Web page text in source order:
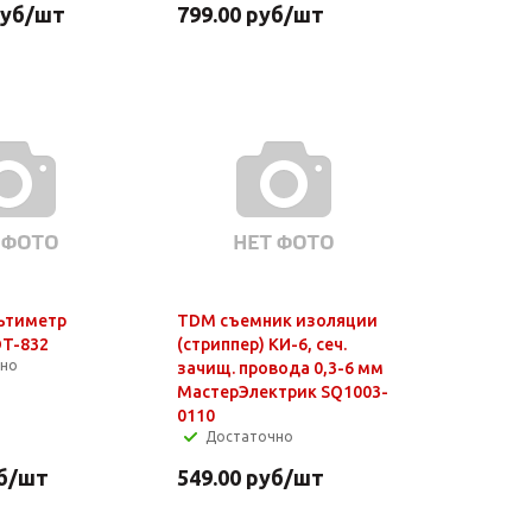
/шт 799.00руб/шт
832
/шт
TDM съемник изоляции
(стриппер) КИ-6, сеч.
зачищ. провода 0,3-6 мм
МастерЭлектрик SQ1003-
0110
Достаточно
549.00руб/шт